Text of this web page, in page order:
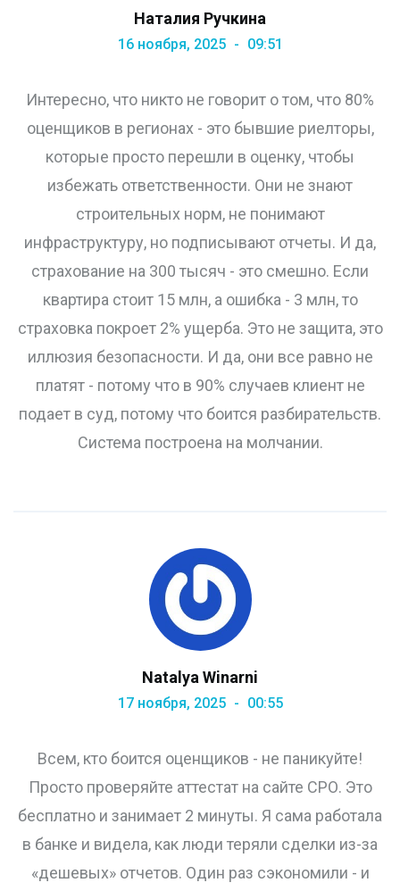
Наталия Ручкина
16 ноября, 2025 09:51
Интересно, что никто не говорит о том, что 80%
оценщиков в регионах - это бывшие риелторы,
которые просто перешли в оценку, чтобы
избежать ответственности. Они не знают
строительных норм, не понимают
инфраструктуру, но подписывают отчеты. И да,
страхование на 300 тысяч - это смешно. Если
квартира стоит 15 млн, а ошибка - 3 млн, то
страховка покроет 2% ущерба. Это не защита, это
иллюзия безопасности. И да, они все равно не
платят - потому что в 90% случаев клиент не
подает в суд, потому что боится разбирательств.
Система построена на молчании.
Natalya Winarni
17 ноября, 2025 00:55
Всем, кто боится оценщиков - не паникуйте!
Просто проверяйте аттестат на сайте СРО. Это
бесплатно и занимает 2 минуты. Я сама работала
в банке и видела, как люди теряли сделки из-за
«дешевых» отчетов. Один раз сэкономили - и